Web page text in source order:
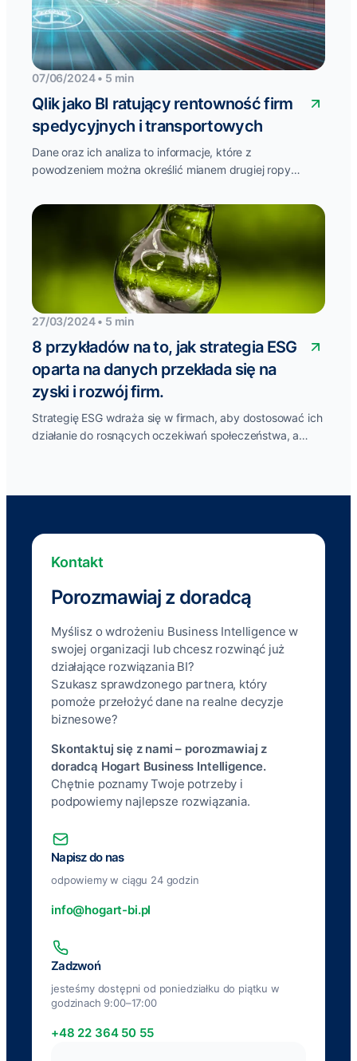
07/06/2024 • 5 min
Qlik jako BI ratujący rentowność firm
spedycyjnych i transportowych
Dane oraz ich analiza to informacje, które z
powodzeniem można określić mianem drugiej ropy
27/03/2024 • 5 min
8 przykładów na to, jak strategia ESG
oparta na danych przekłada się na
zyski i rozwój firm.
Strategię ESG wdraża się w firmach, aby dostosować ich
działanie do rosnących oczekiwań społeczeństwa, a
Kontakt
Porozmawiaj z doradcą
Myślisz o wdrożeniu Business Intelligence w
swojej organizacji lub chcesz rozwinąć już
działające rozwiązania BI?
Szukasz sprawdzonego partnera, który
pomoże przełożyć dane na realne decyzje
biznesowe?
Skontaktuj się z nami – porozmawiaj z
doradcą Hogart Business Intelligence.
Chętnie poznamy Twoje potrzeby i
podpowiemy najlepsze rozwiązania.
Napisz do nas
odpowiemy w ciągu 24 godzin
info@hogart-bi.pl
Zadzwoń
jesteśmy dostępni od poniedziałku do piątku w
godzinach 9:00–17:00
+48 22 364 50 55